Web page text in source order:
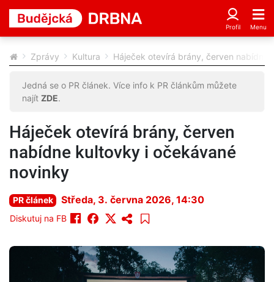
Zprávy Kultura Háječek otevírá brány, červen nabídne
Jedná se o PR článek. Více info k PR článkům můžete
najít ZDE.
Háječek otevírá brány, červen
nabídne kultovky i očekávané
novinky
PR článek Středa, 3. června 2026, 14:30
Diskutuj na FB